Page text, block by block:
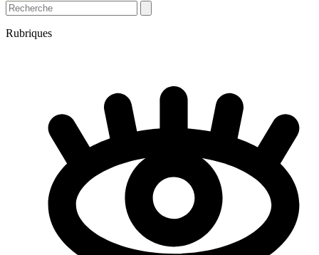
Rubriques